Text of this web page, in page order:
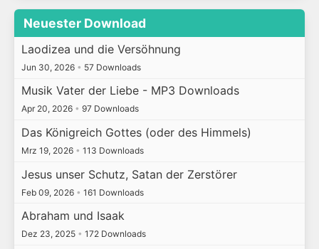
Neuester Download
Laodizea und die Versöhnung
Jun 30, 2026 • 57 Downloads
Musik Vater der Liebe - MP3 Downloads
Apr 20, 2026 • 97 Downloads
Das Königreich Gottes (oder des Himmels)
Mrz 19, 2026 • 113 Downloads
Jesus unser Schutz, Satan der Zerstörer
Feb 09, 2026 • 161 Downloads
Abraham und Isaak
Dez 23, 2025 • 172 Downloads